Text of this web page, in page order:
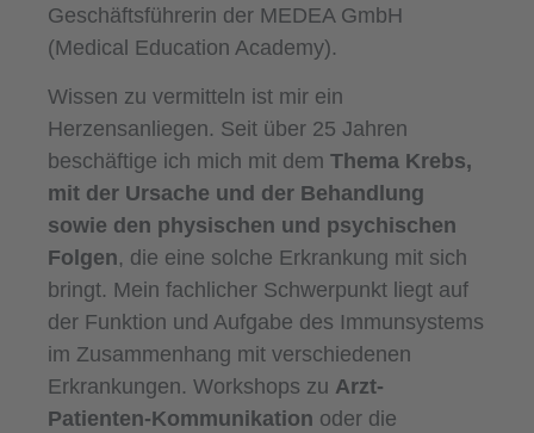
Geschäftsführerin der MEDEA GmbH
(Medical Education Academy).
Wissen zu vermitteln ist mir ein
Herzensanliegen. Seit über 25 Jahren
beschäftige ich mich mit dem Thema Krebs,
mit der Ursache und der Behandlung
sowie den physischen und psychischen
Folgen, die eine solche Erkrankung mit sich
bringt. Mein fachlicher Schwerpunkt liegt auf
der Funktion und Aufgabe des Immunsystems
im Zusammenhang mit verschiedenen
Erkrankungen. Workshops zu Arzt-
Patienten-Kommunikation oder die